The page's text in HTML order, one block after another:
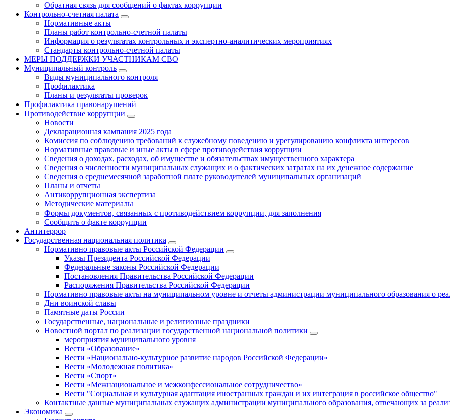
Обратная связь для сообщений о фактах коррупции
Контрольно-счетная палата
Нормативные акты
Планы работ контрольно-счетной палаты
Информация о результатах контрольных и экспертно-аналитических мероприятиях
Стандарты контрольно-счетной палаты
МЕРЫ ПОДДЕРЖКИ УЧАСТНИКАМ СВО
Муниципальный контроль
Виды муниципального контроля
Профилактика
Планы и результаты проверок
Профилактика правонарушений
Противодействие коррупции
Новости
Декларационная кампания 2025 года
Комиссия по соблюдению требований к служебному поведению и урегулированию конфликта интересов
Нормативные правовые и иные акты в сфере противодействия коррупции
Сведения о доходах, расходах, об имуществе и обязательствах имущественного характера
Сведения о численности муниципальных служащих и о фактических затратах на их денежное содержание
Сведения о среднемесячной заработной плате руководителей муниципальных организаций
Планы и отчеты
Антикоррупционная экспертиза
Методические материалы
Формы документов, связанных с противодействием коррупции, для заполнения
Сообщить о факте коррупции
Антитеррор
Государственная национальная политика
Нормативно правовые акты Российской Федерации
Указы Президента Российской Федерации
Федеральные законы Российской Федерации
Постановления Правительства Российской Федерации
Распоряжения Правительства Российской Федерации
Нормативно правовые акты на муниципальном уровне и отчеты администрации муниципального образования о
Дни воинской славы
Памятные даты России
Государственные, национальные и религиозные праздники
Новостной портал по реализации государственной национальной политики
мероприятия муниципального уровня
Вести «Образование»
Вести «Национально-культурное развитие народов Российской Федерации»
Вести «Молодежная политика»
Вести «Спорт»
Вести «Межнациональное и межконфессиональное сотрудничество»
Вести "Социальная и культурная адаптация иностранных граждан и их интеграция в российское общество"
Контактные данные муниципальных служащих администрации муниципального образования, отвечающих за
Экономика